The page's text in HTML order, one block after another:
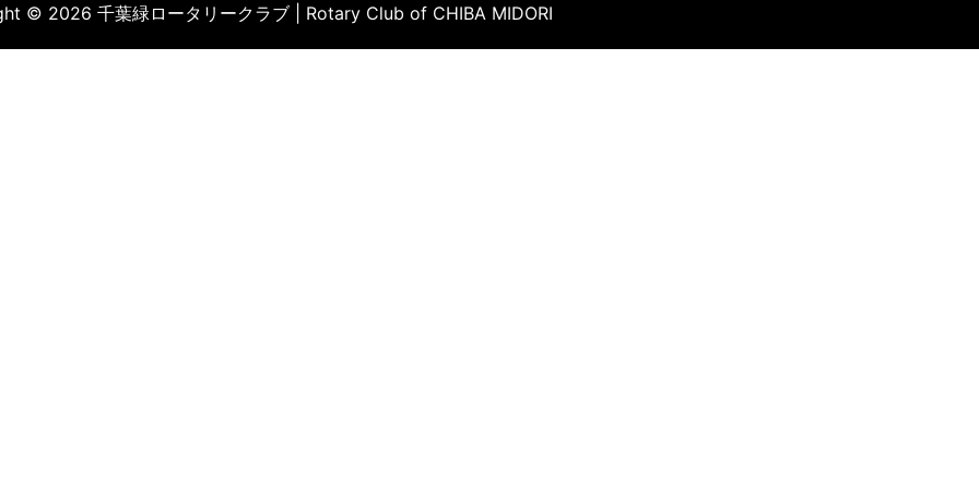
© 2026 千葉緑ロータリークラブ | Rotary Club of CHIBA MIDORI